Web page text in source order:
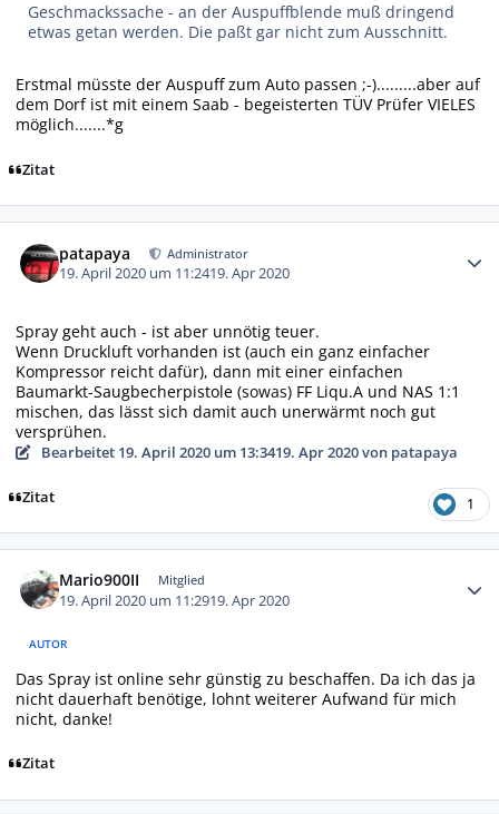
Geschmackssache - an der Auspuffblende muß dringend
etwas getan werden. Die paßt gar nicht zum Ausschnitt.
Erstmal müsste der Auspuff zum Auto passen ;-).........aber auf
dem Dorf ist mit einem Saab - begeisterten TÜV Prüfer VIELES
möglich.......*g
Zitat
patapaya Administrator
19. April 2020 um 11:2419. Apr 2020
Spray geht auch - ist aber unnötig teuer.
Wenn Druckluft vorhanden ist (auch ein ganz einfacher
Kompressor reicht dafür), dann mit einer einfachen
Baumarkt-Saugbecherpistole (sowas) FF Liqu.A und NAS 1:1
mischen, das lässt sich damit auch unerwärmt noch gut
versprühen.
Bearbeitet 19. April 2020 um 13:3419. Apr 2020von patapaya
Zitat 1
Mario900II Mitglied
19. April 2020 um 11:2919. Apr 2020
AUTOR
Das Spray ist online sehr günstig zu beschaffen. Da ich das ja
nicht dauerhaft benötige, lohnt weiterer Aufwand für mich
nicht, danke!
Zitat